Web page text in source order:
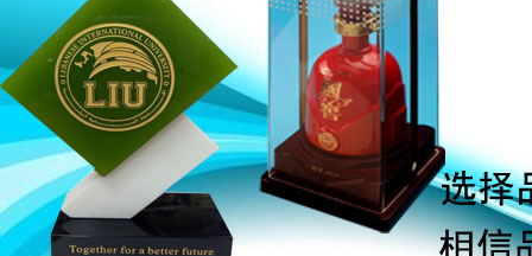
在线客服
在线客服